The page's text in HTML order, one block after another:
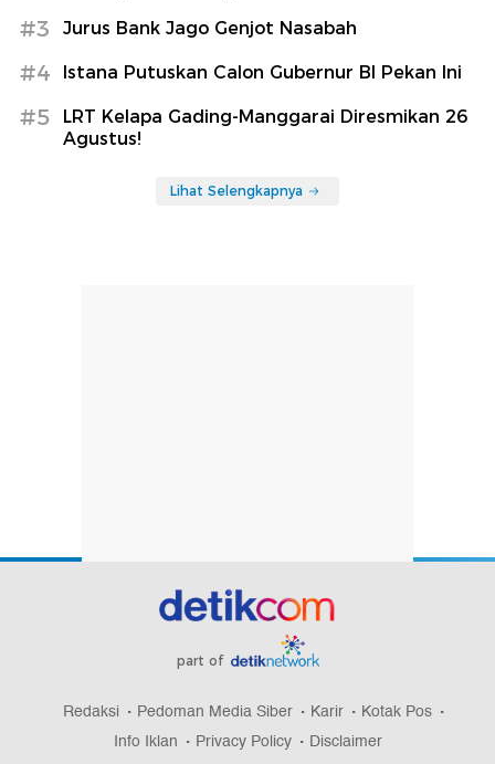
#3 Jurus Bank Jago Genjot Nasabah
#4 Istana Putuskan Calon Gubernur BI Pekan Ini
#5
LRT Kelapa Gading-Manggarai Diresmikan 26
Agustus!
Lihat Selengkapnya
part of
Redaksi Pedoman Media Siber Karir
Kotak Pos
Info Iklan
Privacy Policy Disclaimer